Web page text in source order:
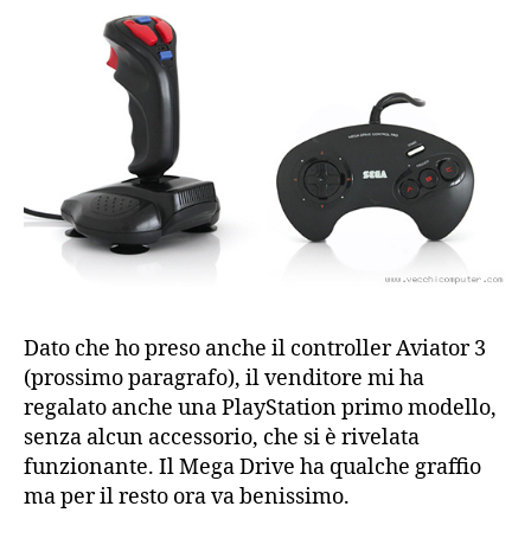
Dato che ho preso anche il controller Aviator 3
(prossimo paragrafo), il venditore mi ha
regalato anche una PlayStation primo modello,
senza alcun accessorio, che si è rivelata
funzionante. Il Mega Drive ha qualche graffio
ma per il resto ora va benissimo.